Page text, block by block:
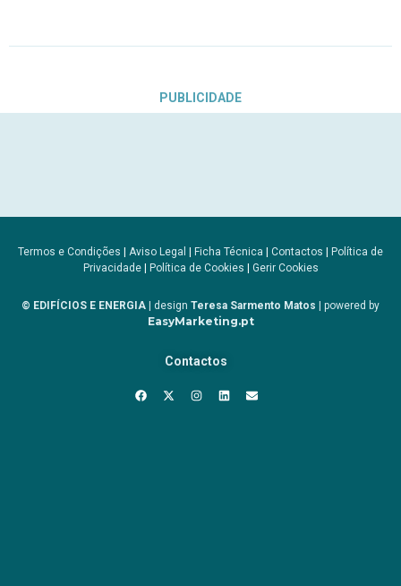
PUBLICIDADE
Termos e Condições | Aviso Legal | Ficha Técnica | Contactos | Política de
Privacidade| Política de Cookies | Gerir Cookies
© EDIFÍCIOS E ENERGIA | design Teresa Sarmento Matos | powered by
EasyMarketing.pt
Contactos